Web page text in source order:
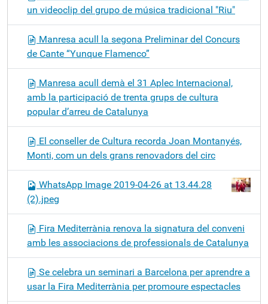
un videoclip del grupo de música tradicional "Riu"
Manresa acull la segona Preliminar del Concurs
de Cante “Yunque Flamenco”
Manresa acull demà el 31 Aplec Internacional,
amb la participació de trenta grups de cultura
popular d’arreu de Catalunya
El conseller de Cultura recorda Joan Montanyés,
Monti, com un dels grans renovadors del circ
WhatsApp Image 2019-04-26 at 13.44.28
(2).jpeg
Fira Mediterrània renova la signatura del conveni
amb les associacions de professionals de Catalunya
Se celebra un seminari a Barcelona per aprendre a
usar la Fira Mediterrània per promoure espectacles